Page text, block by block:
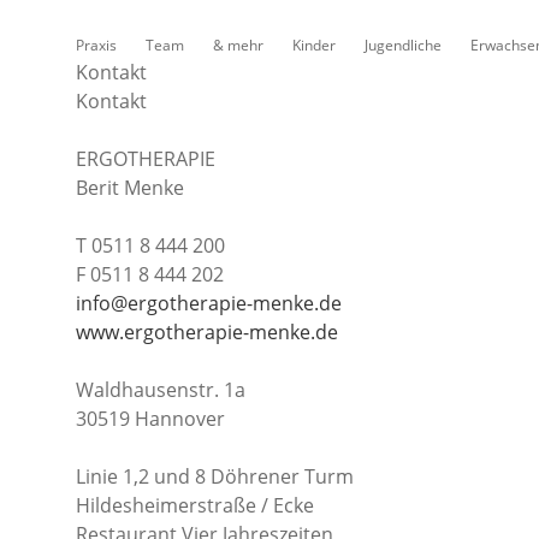
Praxis Team & mehr Kinder Jugendliche
Kontakt
Kontakt
ERGOTHERAPIE
Berit Menke
T 0511 8 444 200
F 0511 8 444 202
info@ergotherapie-menke.de
www.ergotherapie-menke.de
Waldhausenstr. 1a
30519 Hannover
Linie 1,2 und 8 Döhrener Turm
Hildesheimerstraße / Ecke